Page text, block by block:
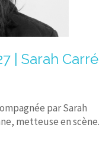
| Sarah Carré
par Sarah
metteuse en scène.